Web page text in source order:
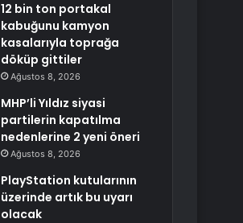
12 bin ton portakal
kabuğunu kamyon
kasalarıyla toprağa
döküp gittiler
Ağustos 8, 2026
MHP’li Yıldız siyasi
partilerin kapatılma
nedenlerine 2 yeni öneri
Ağustos 8, 2026
PlayStation kutularının
üzerinde artık bu uyarı
olacak